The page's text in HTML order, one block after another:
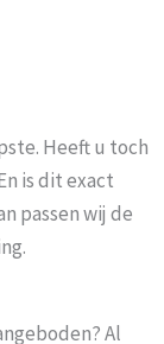
Heeft u toch
is dit exact
passen wij de
Al